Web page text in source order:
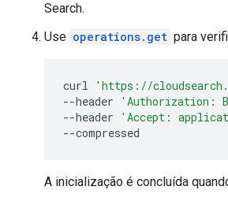
Search.
Use operations.get para
curl
'https://
--header
'Authorization:
--header
'Accept:
A inicialização é concluída